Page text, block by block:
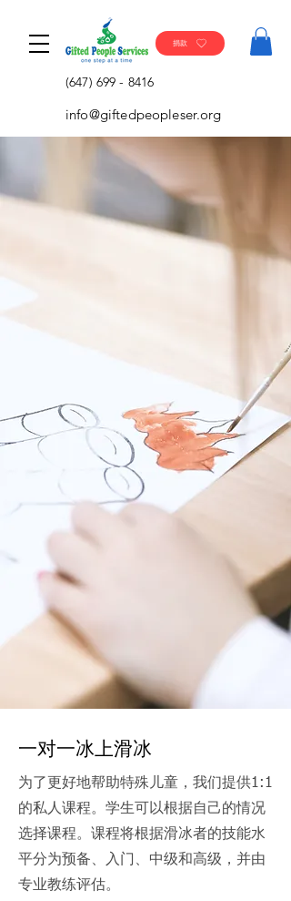
捐款
(647) 699 - 8416
info@giftedpeopleser.org
一对一冰上滑冰
为了更好地帮助特殊儿童，我们提供1:1
的私人课程。学生可以根据自己的情况
选择课程。课程将根据滑冰者的技能水
平分为预备、入门、中级和高级，并由
专业教练评估。